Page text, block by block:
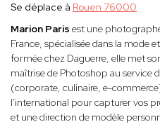
Se déplace à Rouen 76000
Marion Paris est une
France, spécialisée dans la mode
formée chez Daguerre, elle met
maîtrise de Photoshop au service
(corporate, culinaire, e-
l'international pour capturer vos
et une direction de modèle